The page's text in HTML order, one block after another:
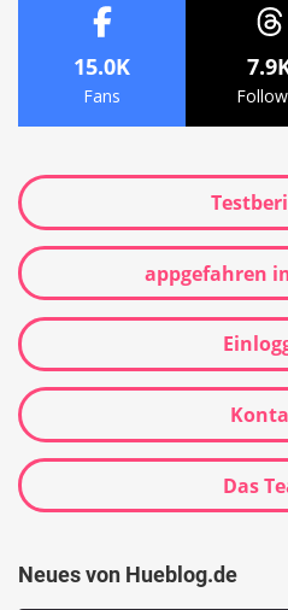
15.0K
Fans
appgefahren
Das
Neues von Hueblog.de